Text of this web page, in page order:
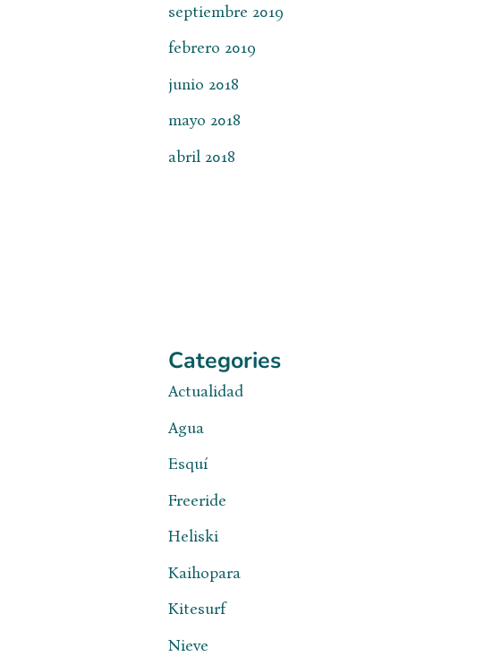
septiembre 2019
febrero 2019
junio 2018
mayo 2018
abril 2018
Categories
Actualidad
Agua
Esquí
Freeride
Heliski
Kaihopara
Kitesurf
Nieve